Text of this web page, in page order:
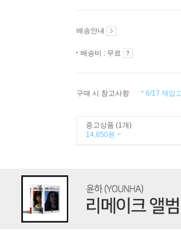
배송안내
배송비 : 무료
구매 시 참고사항 * 6/17 재입
중고상품 (1개)
14,850원 ~